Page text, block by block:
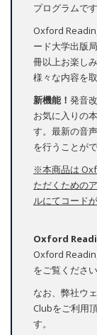
プログラムです
Oxford
ード大学出版
冊以上お楽し
様々な内容を
新機能！ 発音
お気に入りの
す。最新の音
を行うことが
​※本商品は
ただくための
ルにてコード
Oxford
Oxford
をご覧ください
なお、弊社ウ
Clubをご利用
す。